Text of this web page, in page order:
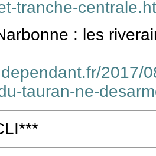
tranche-
: les
2017/
tauran-ne-